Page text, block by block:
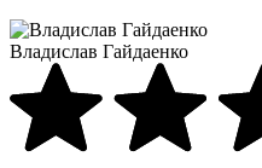
Владислав Гайдаенко